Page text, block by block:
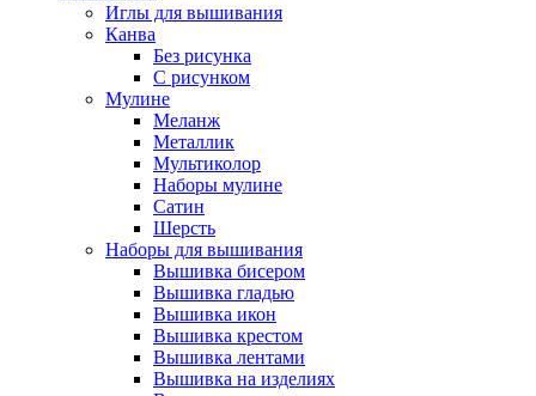
Иглы для вышивания
Канва
Без рисунка
С рисунком
Мулине
Меланж
Металлик
Мультиколор
Наборы мулине
Сатин
Шерсть
Наборы для вышивания
Вышивка бисером
Вышивка гладью
Вышивка икон
Вышивка крестом
Вышивка лентами
Вышивка на изделиях